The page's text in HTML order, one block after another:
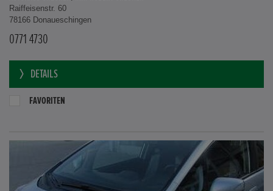
Raiffeisenstr. 60
78166 Donaueschingen
0771 4730
DETAILS
FAVORITEN